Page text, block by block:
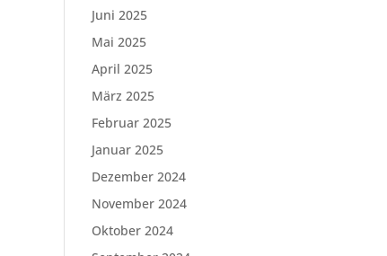
Juni 2025
Mai 2025
April 2025
März 2025
Februar 2025
Januar 2025
Dezember 2024
November 2024
Oktober 2024